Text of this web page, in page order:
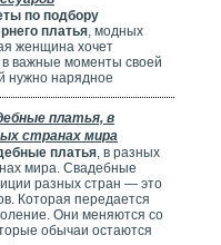
роскошный.
по подбору
платья, модных
женщина хочет
в важные моменты своей
нужно нарядное
выбор таких
в Москве очень
в городе много
мест. Где можно
с друзьями.
праздничные
нужно выглядеть
платья, в
странах мира
платья, в разных
мира. Свадебные
разных стран — это
Которая передается
Они меняются со
обычаи остаются